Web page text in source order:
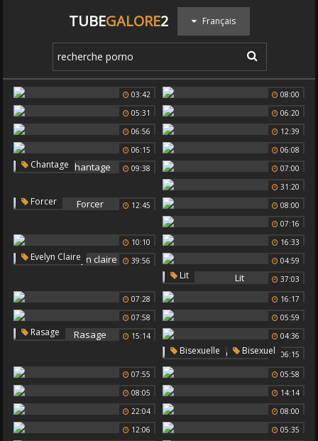
TUBEGALORE2 Français
03:42
08:00
05:31
06:20
06:56
12:39
06:15
06:08
09:38
Chantage
07:00
31:20
12:45
Forcer
08:00
07:16
10:10
16:33
39:56
Evelyn Claire
04:59
37:03
Lit
07:28
16:17
07:58
05:59
15:14
Rasage
04:36
06:15
Bisexuelle ,
Bisexuel
07:55
05:58
08:05
14:14
22:04
08:00
12:06
05:35